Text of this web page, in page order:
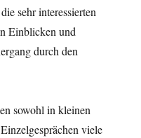
sehr interessierten
Einblicken und
durch den
sowohl in kleinen
viele